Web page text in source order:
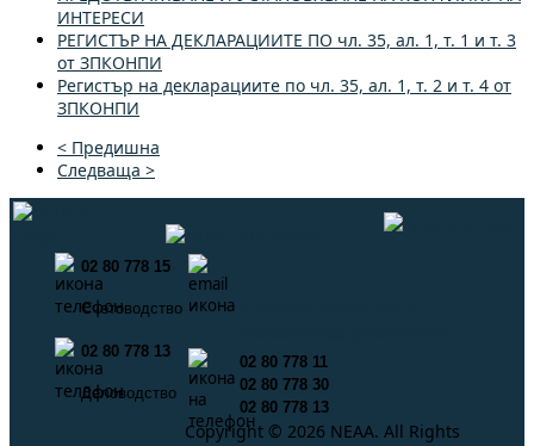
ИНТЕРЕСИ
РЕГИСТЪР НА ДЕКЛАРАЦИИТЕ ПО чл. 35, ал. 1, т. 1 и т. 3
от ЗПКОНПИ
Регистър на декларациите по чл. 35, ал. 1, т. 2 и т. 4 от
ЗПКОНПИ
< Предишна
Следваща >
02 80 778 15
Счетоводство
02 80 778 13
Деловодство
02 80 778 11
02 80 778 30
02 80 778 13
Copyright © 2026 NEAA. All Rights